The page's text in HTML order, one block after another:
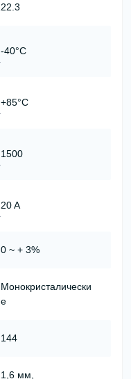
22.3
-40°C
+85°C
1500
20 A
0 ~ + 3%
Монокристалически
е
144
1,6 мм,